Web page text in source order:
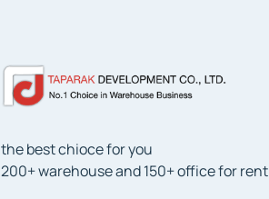
the best chioce for you
200+ warehouse and 150+ office for rent